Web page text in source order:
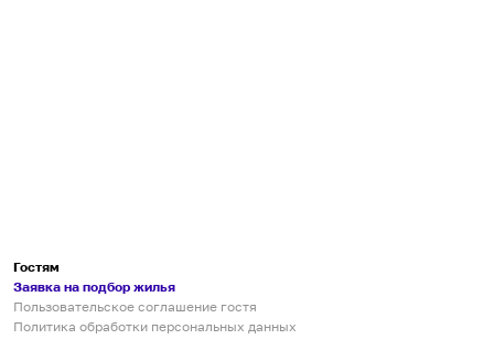
Гостям
Заявка на подбор жилья
Пользовательское соглашение гостя
Политика обработки персональных данных